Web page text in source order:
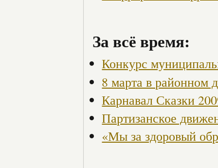
За всё время:
Конкурс
8 марта в районном
Карнавал Сказки
Партизанское
«Мы за здоровый